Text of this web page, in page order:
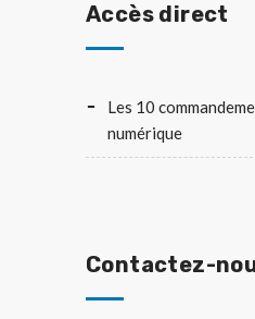
Accès direct
Les 10
numérique
Contactez-